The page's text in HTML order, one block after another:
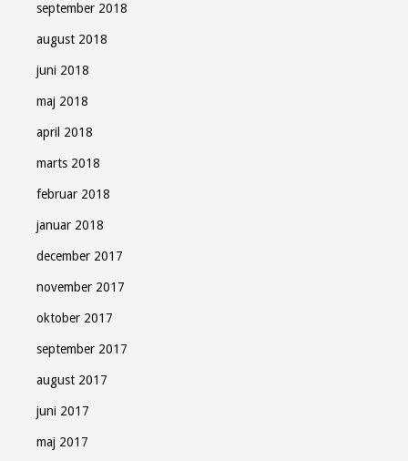
september 2018
august 2018
juni 2018
maj 2018
april 2018
marts 2018
februar 2018
januar 2018
december 2017
november 2017
oktober 2017
september 2017
august 2017
juni 2017
maj 2017